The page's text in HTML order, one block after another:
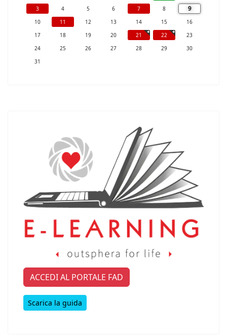
3
4 5 6 7 8 9
10 11 12 13 14 15
16
17
18 19 20 21 22
23
24
25 26 27 28 29
30
31
ACCEDI AL PORTALE FAD
Scarica la guida